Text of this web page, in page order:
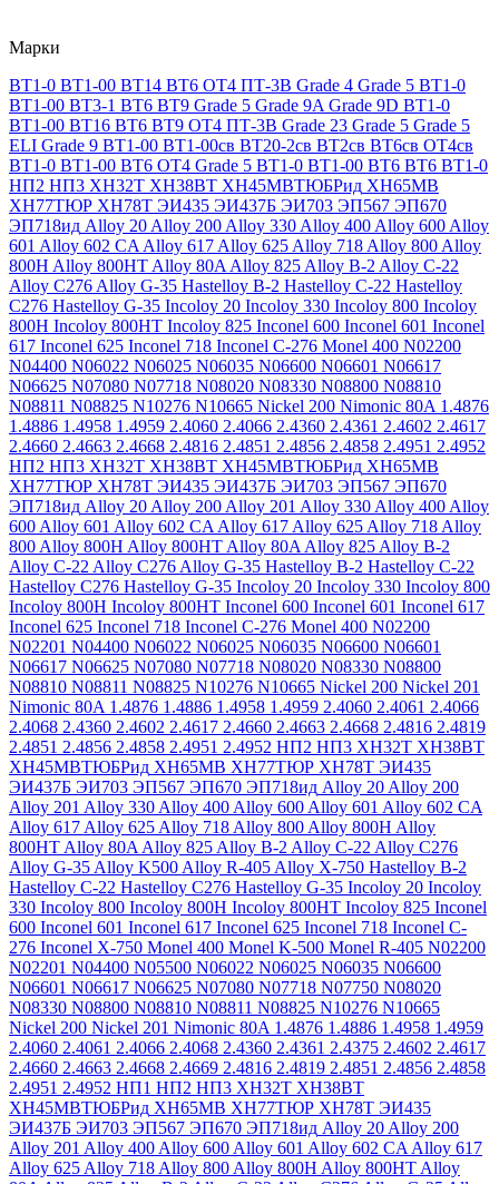
Марки
ВТ1-0 ВТ1-00 ВТ14 ВТ6 ОТ4 ПТ-3В Grade 4 Grade 5 ВТ1-0
ВТ1-00 ВТ3-1 ВТ6 ВТ9 Grade 5 Grade 9A Grade 9D ВТ1-0
ВТ1-00 ВТ16 ВТ6 ВТ9 ОТ4 ПТ-3В Grade 23 Grade 5 Grade 5
ELI Grade 9 ВТ1-00 ВТ1-00св ВТ20-2св ВТ2св ВТ6св ОТ4св
ВТ1-0 ВТ1-00 ВТ6 ОТ4 Grade 5 ВТ1-0 ВТ1-00 ВТ6 ВТ6 ВТ1-0
НП2 НП3 ХН32Т ХН38ВТ ХН45МВТЮБРид ХН65МВ
ХН77ТЮР ХН78Т ЭИ435 ЭИ437Б ЭИ703 ЭП567 ЭП670
ЭП718ид Alloy 20 Alloy 200 Alloy 330 Alloy 400 Alloy 600 Alloy
601 Alloy 602 CA Alloy 617 Alloy 625 Alloy 718 Alloy 800 Alloy
800H Alloy 800HT Alloy 80A Alloy 825 Alloy B-2 Alloy C-22
Alloy C276 Alloy G-35 Hastelloy B-2 Hastelloy C-22 Hastelloy
C276 Hastelloy G-35 Incoloy 20 Incoloy 330 Incoloy 800 Incoloy
800H Incoloy 800HT Incoloy 825 Inconel 600 Inconel 601 Inconel
617 Inconel 625 Inconel 718 Inconel C-276 Monel 400 N02200
N04400 N06022 N06025 N06035 N06600 N06601 N06617
N06625 N07080 N07718 N08020 N08330 N08800 N08810
N08811 N08825 N10276 N10665 Nickel 200 Nimonic 80A 1.4876
1.4886 1.4958 1.4959 2.4060 2.4066 2.4360 2.4361 2.4602 2.4617
2.4660 2.4663 2.4668 2.4816 2.4851 2.4856 2.4858 2.4951 2.4952
НП2 НП3 ХН32Т ХН38ВТ ХН45МВТЮБРид ХН65МВ
ХН77ТЮР ХН78Т ЭИ435 ЭИ437Б ЭИ703 ЭП567 ЭП670
ЭП718ид Alloy 20 Alloy 200 Alloy 201 Alloy 330 Alloy 400 Alloy
600 Alloy 601 Alloy 602 CA Alloy 617 Alloy 625 Alloy 718 Alloy
800 Alloy 800H Alloy 800HT Alloy 80A Alloy 825 Alloy B-2
Alloy C-22 Alloy C276 Alloy G-35 Hastelloy B-2 Hastelloy C-22
Hastelloy C276 Hastelloy G-35 Incoloy 20 Incoloy 330 Incoloy 800
Incoloy 800H Incoloy 800HT Inconel 600 Inconel 601 Inconel 617
Inconel 625 Inconel 718 Inconel C-276 Monel 400 N02200
N02201 N04400 N06022 N06025 N06035 N06600 N06601
N06617 N06625 N07080 N07718 N08020 N08330 N08800
N08810 N08811 N08825 N10276 N10665 Nickel 200 Nickel 201
Nimonic 80A 1.4876 1.4886 1.4958 1.4959 2.4060 2.4061 2.4066
2.4068 2.4360 2.4602 2.4617 2.4660 2.4663 2.4668 2.4816 2.4819
2.4851 2.4856 2.4858 2.4951 2.4952 НП2 НП3 ХН32Т ХН38ВТ
ХН45МВТЮБРид ХН65МВ ХН77ТЮР ХН78Т ЭИ435
ЭИ437Б ЭИ703 ЭП567 ЭП670 ЭП718ид Alloy 20 Alloy 200
Alloy 201 Alloy 330 Alloy 400 Alloy 600 Alloy 601 Alloy 602 CA
Alloy 617 Alloy 625 Alloy 718 Alloy 800 Alloy 800H Alloy
800HT Alloy 80A Alloy 825 Alloy B-2 Alloy C-22 Alloy C276
Alloy G-35 Alloy K500 Alloy R-405 Alloy X-750 Hastelloy B-2
Hastelloy C-22 Hastelloy C276 Hastelloy G-35 Incoloy 20 Incoloy
330 Incoloy 800 Incoloy 800H Incoloy 800HT Incoloy 825 Inconel
600 Inconel 601 Inconel 617 Inconel 625 Inconel 718 Inconel C-
276 Inconel X-750 Monel 400 Monel K-500 Monel R-405 N02200
N02201 N04400 N05500 N06022 N06025 N06035 N06600
N06601 N06617 N06625 N07080 N07718 N07750 N08020
N08330 N08800 N08810 N08811 N08825 N10276 N10665
Nickel 200 Nickel 201 Nimonic 80A 1.4876 1.4886 1.4958 1.4959
2.4060 2.4061 2.4066 2.4068 2.4360 2.4361 2.4375 2.4602 2.4617
2.4660 2.4663 2.4668 2.4669 2.4816 2.4819 2.4851 2.4856 2.4858
2.4951 2.4952 НП1 НП2 НП3 ХН32Т ХН38ВТ
ХН45МВТЮБРид ХН65МВ ХН77ТЮР ХН78Т ЭИ435
ЭИ437Б ЭИ703 ЭП567 ЭП670 ЭП718ид Alloy 20 Alloy 200
Alloy 201 Alloy 400 Alloy 600 Alloy 601 Alloy 602 CA Alloy 617
Alloy 625 Alloy 718 Alloy 800 Alloy 800H Alloy 800HT Alloy